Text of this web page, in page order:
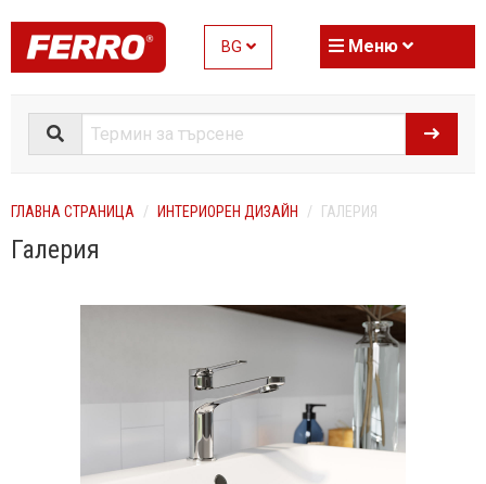
BG Меню
ГЛАВНА СТРАНИЦА ИНТЕРИОРЕН ДИЗАЙН ГАЛЕРИЯ
Галерия